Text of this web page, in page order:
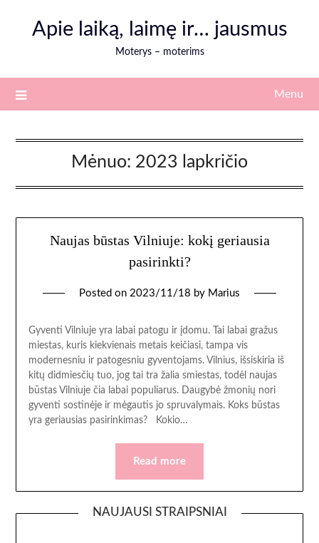
Apie laiką, laimę ir… jausmus
Moterys – moterims
Menu
Mėnuo: 2023 lapkričio
Naujas būstas Vilniuje: kokį geriausia
pasirinkti?
Posted on 2023/11/18 by Marius
Gyventi Vilniuje yra labai patogu ir įdomu. Tai labai gražus
miestas, kuris kiekvienais metais keičiasi, tampa vis
modernesniu ir patogesniu gyventojams. Vilnius, išsiskiria iš
kitų didmiesčių tuo, jog tai tra žalia smiestas, todėl naujas
būstas Vilniuje čia labai populiarus. Daugybė žmonių nori
gyventi sostinėje ir mėgautis jo spruvalymais. Koks būstas
yra geriausias pasirinkimas? Kokio…
Read more
NAUJAUSI STRAIPSNIAI